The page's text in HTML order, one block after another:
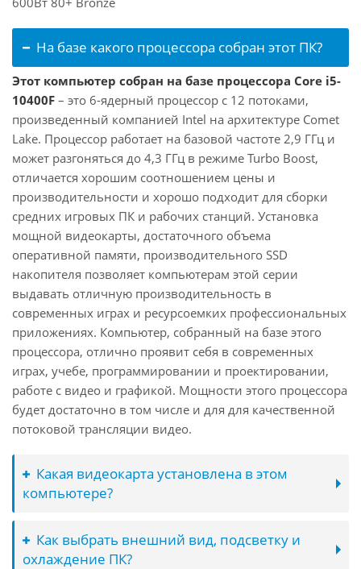
На базе какого процессора собран этот ПК?
Этот компьютер собран на базе процессора Core i5-
10400F – это 6-ядерный процессор с 12 потоками,
произведенный компанией Intel на архитектуре Comet
Lake. Процессор работает на базовой частоте 2,9 ГГц и
может разгоняться до 4,3 ГГц в режиме Turbo Boost,
отличается хорошим соотношением цены и
производительности и хорошо подходит для сборки
средних игровых ПК и рабочих станций. Установка
мощной видеокарты, достаточного объема
оперативной памяти, производительного SSD
накопителя позволяет компьютерам этой серии
выдавать отличную производительность в
современных играх и ресурсоемких профессиональных
приложениях. Компьютер, собранный на базе этого
процессора, отлично проявит себя в современных
играх, учебе, программировании и проектировании,
работе с видео и графикой. Мощности этого процессора
будет достаточно в том числе и для для качественной
потоковой трансляции видео.
Какая видеокарта установлена в этом
компьютере?
Как выбрать внешний вид, подсветку и
охлаждение ПК?